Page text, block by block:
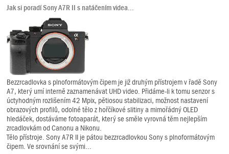
Jak si poradí Sony A7R II s natáčením videa...
Bezzrcadlovka s plnoformátovým čipem je již druhým přístrojem v řadě Sony
A7, který umí interně zaznamenávat UHD video. Přidáme-li k tomu senzor s
úctyhodným rozlišením 42 Mpix, pětiosou stabilizaci, možnost nastavení
obrazových profilů, odolné tělo z hořčíkové slitiny a mimořádný OLED
hledáček, dostáváme fotoaparát, který se směle vyrovná těm nejlepším
zrcadlovkám od Canonu a Nikonu.
Tělo přístroje. Sony A7R II je pátou bezzrcadlovkou Sony s plnoformátovým
čipem. Ve srovnání se svými...